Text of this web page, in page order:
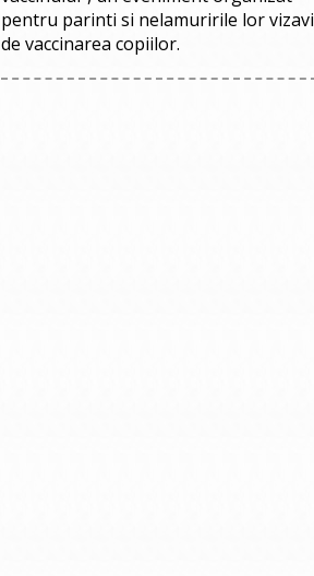
pentru parinti si nelamuririle lor vizavi
de vaccinarea copiilor.